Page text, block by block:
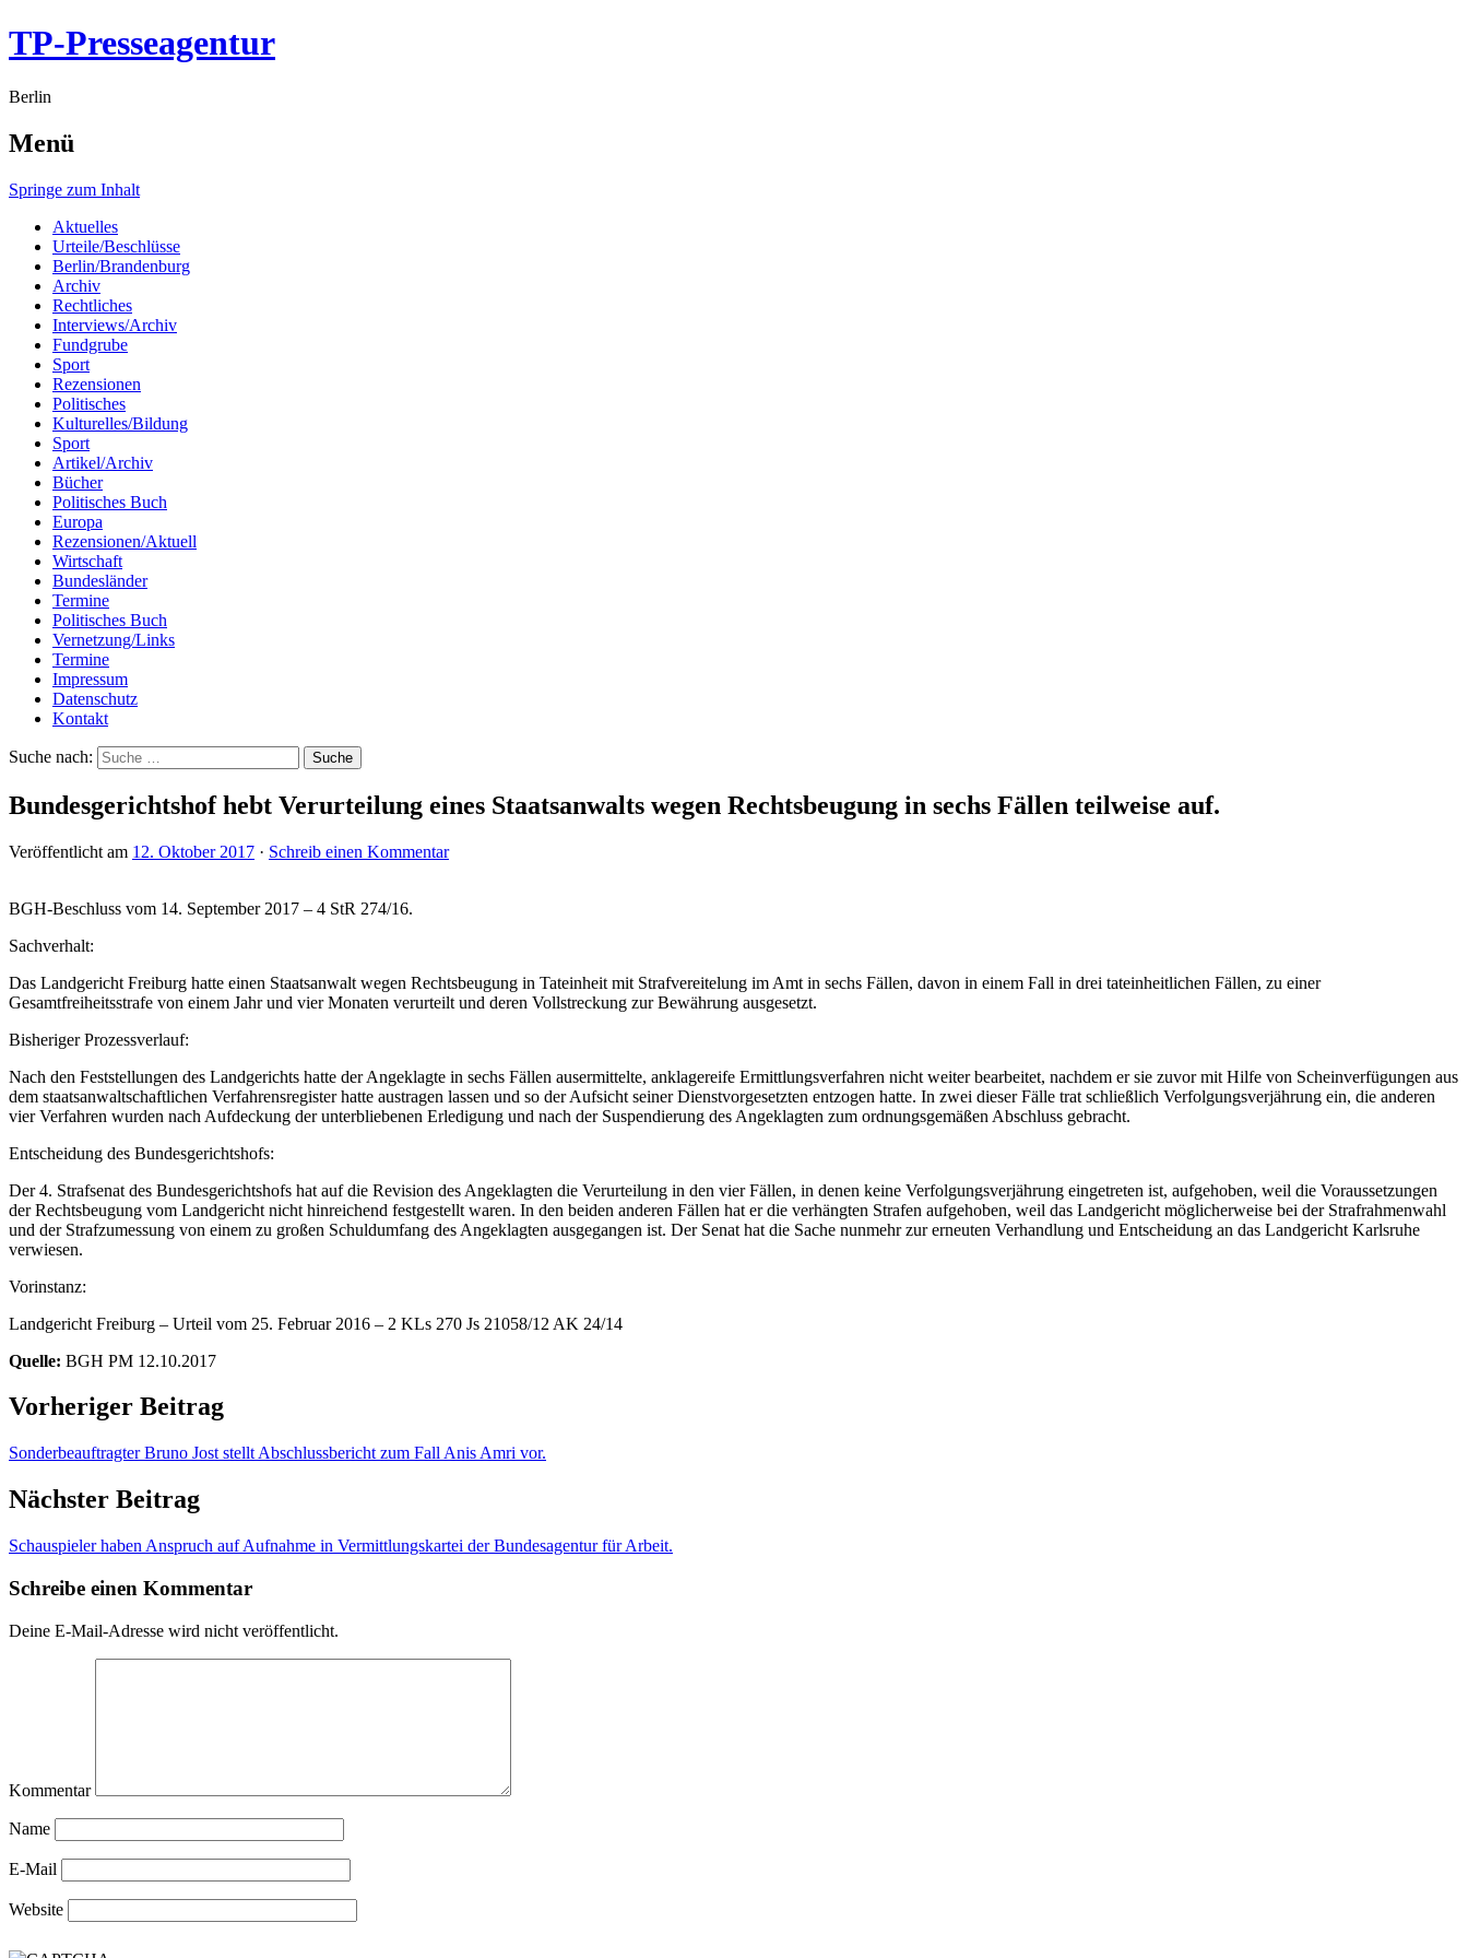
TP-Presseagentur
Berlin
Menü
Springe zum Inhalt
Aktuelles
Urteile/Beschlüsse
Berlin/Brandenburg
Archiv
Rechtliches
Interviews/Archiv
Fundgrube
Sport
Rezensionen
Politisches
Kulturelles/Bildung
Sport
Artikel/Archiv
Bücher
Politisches Buch
Europa
Rezensionen/Aktuell
Wirtschaft
Bundesländer
Termine
Politisches Buch
Vernetzung/Links
Termine
Impressum
Datenschutz
Kontakt
Suche nach:
Bundesgerichtshof hebt Verurteilung eines Staatsanwalts wegen Rechtsbeugung in sechs Fällen teilweise auf.
Veröffentlicht am 12. Oktober 2017 · Schreib einen Kommentar
BGH-Beschluss vom 14. September 2017 – 4 StR 274/16.
Sachverhalt:
Das Landgericht Freiburg hatte einen Staatsanwalt wegen Rechtsbeugung in Tateinheit mit Strafvereitelung im Amt in sechs Fällen, davon in einem Fall in drei tateinheitlichen Fällen, zu einer
Gesamtfreiheitsstrafe von einem Jahr und vier Monaten verurteilt und deren Vollstreckung zur Bewährung ausgesetzt.
Bisheriger Prozessverlauf:
Nach den Feststellungen des Landgerichts hatte der Angeklagte in sechs Fällen ausermittelte, anklagereife Ermittlungsverfahren nicht weiter bearbeitet, nachdem er sie zuvor mit Hilfe von Scheinverfügungen aus
dem staatsanwaltschaftlichen Verfahrensregister hatte austragen lassen und so der Aufsicht seiner Dienstvorgesetzten entzogen hatte. In zwei dieser Fälle trat schließlich Verfolgungsverjährung ein, die anderen
vier Verfahren wurden nach Aufdeckung der unterbliebenen Erledigung und nach der Suspendierung des Angeklagten zum ordnungsgemäßen Abschluss gebracht.
Entscheidung des Bundesgerichtshofs:
Der 4. Strafsenat des Bundesgerichtshofs hat auf die Revision des Angeklagten die Verurteilung in den vier Fällen, in denen keine Verfolgungsverjährung eingetreten ist, aufgehoben, weil die Voraussetzungen
der Rechtsbeugung vom Landgericht nicht hinreichend festgestellt waren. In den beiden anderen Fällen hat er die verhängten Strafen aufgehoben, weil das Landgericht möglicherweise bei der Strafrahmenwahl
und der Strafzumessung von einem zu großen Schuldumfang des Angeklagten ausgegangen ist. Der Senat hat die Sache nunmehr zur erneuten Verhandlung und Entscheidung an das Landgericht Karlsruhe
verwiesen.
Vorinstanz:
Landgericht Freiburg – Urteil vom 25. Februar 2016 – 2 KLs 270 Js 21058/12 AK 24/14
Quelle: BGH PM 12.10.2017
Vorheriger Beitrag
Sonderbeauftragter Bruno Jost stellt Abschlussbericht zum Fall Anis Amri vor.
Nächster Beitrag
Schauspieler haben Anspruch auf Aufnahme in Vermittlungskartei der Bundesagentur für Arbeit.
Schreibe einen Kommentar
Deine E-Mail-Adresse wird nicht veröffentlicht.
Kommentar
Name
E-Mail
Website